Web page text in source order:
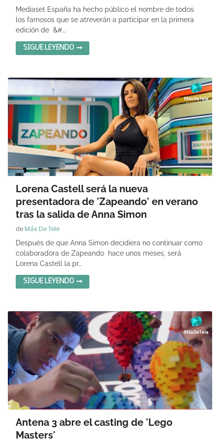
Mediaset España ha hecho público el nombre de todos
los famosos que se atreverán a participar en la primera
edición de &#…
SIGUE LEYENDO
Lorena Castell será la nueva
presentadora de 'Zapeando' en verano
tras la salida de Anna Simon
de Más De Tele
Después de que Anna Simon decidiera no continuar como
colaboradora de Zapeando hace unos meses, será
Lorena Castell la pr…
SIGUE LEYENDO
Antena 3 abre el casting de 'Lego
Masters'